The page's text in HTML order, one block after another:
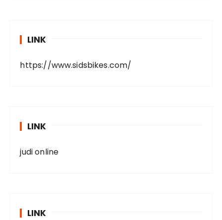
LINK
https://www.sidsbikes.com/
LINK
judi online
LINK